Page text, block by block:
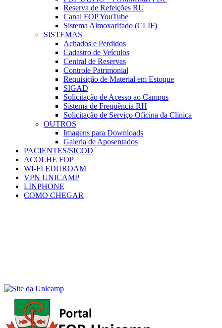
Reserva de Refeições RU
Canal FOP YouTube
Sistema Almoxarifado (CLIF)
SISTEMAS
Achados e Perdidos
Cadastro de Veículos
Central de Reservas
Controle Patrimonial
Requisição de Material em Estoque
SIGAD
Solicitação de Acesso ao Campus
Sistema de Frequência RH
Solicitação de Serviço Oficina da Clínica
OUTROS
Imagens para Downloads
Galeria de Aposentados
PACIENTES/SICOD
ACOLHE FOP
WI-FI EDUROAM
VPN UNICAMP
LINPHONE
COMO CHEGAR